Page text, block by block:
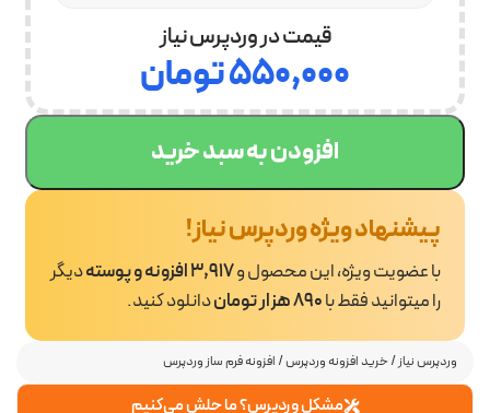
وردپرس نیاز/خرید افزونه وردپرس/ افزونه فرم ساز وردپرس
مشکل وردپرس؟ ما حلش می‌کنیم
قیمت در وردپرس نیاز
۵۵۰,۰۰۰تومان
افزودن به سبد خرید
پیشنهاد ویژه وردپرس نیاز!
با عضویت ویژه، این محصول و3,917 افزونه و پوسته
دیگر
را میتوانید فقط با890 هزار تومان دانلود کنید.